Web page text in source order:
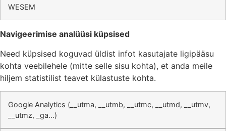
WESEM
Navigeerimise analüüsi küpsised
Need küpsised koguvad üldist infot kasutajate ligipääsu
kohta veebilehele (mitte selle sisu kohta), et anda meile
hiljem statistilist teavet külastuste kohta.
Google Analytics (__utma, __utmb, __utmc, __utmd, __utmv,
__utmz, _ga…)